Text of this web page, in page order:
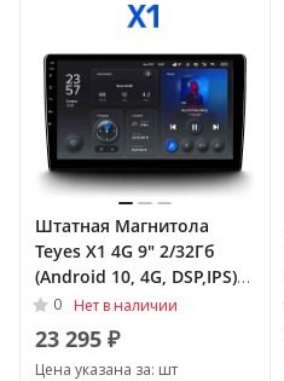
Штатная Магнитола
Teyes X1 4G 9" 2/32Гб
(Android 10, 4G, DSP,IPS)
для SsangYong Actyon I
2005 - 2011
0 Нет в наличии
23 295 ₽
Цена указана за: шт